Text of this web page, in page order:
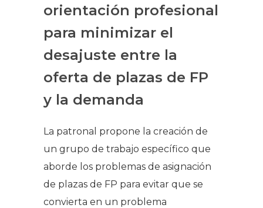
orientación profesional
para minimizar el
desajuste entre la
oferta de plazas de FP
y la demanda
La patronal propone la creación de
un grupo de trabajo específico que
aborde los problemas de asignación
de plazas de FP para evitar que se
convierta en un problema